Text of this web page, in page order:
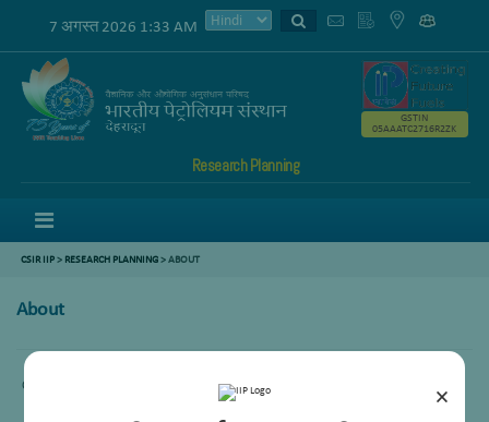
×
7 अगस्त 2026 1:33 AM
Research Planning
GSTIN
05AAATC2716R2ZK
CSIR IIP> RESEARCH PLANNING> ABOUT
About
Content not available.